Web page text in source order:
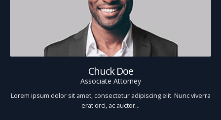
Chuck Doe
Associate Attorney
Lorem ipsum dolor sit amet, consectetur adipiscing elit. Nunc viverra
erat orci, ac auctor…